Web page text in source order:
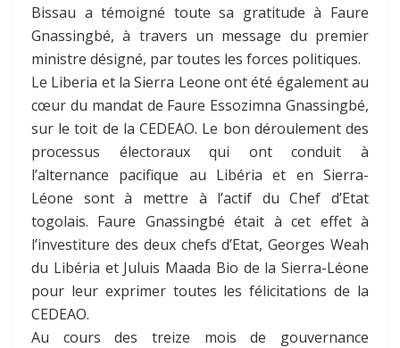
Bissau a témoigné toute sa gratitude à Faure
Gnassingbé, à travers un message du premier
ministre désigné, par toutes les forces politiques.
Le Liberia et la Sierra Leone ont été également au
cœur du mandat de Faure Essozimna Gnassingbé,
sur le toit de la CEDEAO. Le bon déroulement des
processus électoraux qui ont conduit à
l’alternance pacifique au Libéria et en Sierra-
Léone sont à mettre à l’actif du Chef d’Etat
togolais. Faure Gnassingbé était à cet effet à
l’investiture des deux chefs d’Etat, Georges Weah
du Libéria et Juluis Maada Bio de la Sierra-Léone
pour leur exprimer toutes les félicitations de la
CEDEAO.
Au cours des treize mois de gouvernance